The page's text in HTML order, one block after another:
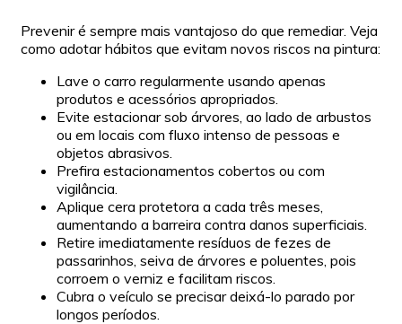
Prevenir é sempre mais vantajoso do que remediar. Veja
como adotar hábitos que evitam novos riscos na pintura:
Lave o carro regularmente usando apenas
produtos e acessórios apropriados.
Evite estacionar sob árvores, ao lado de arbustos
ou em locais com fluxo intenso de pessoas e
objetos abrasivos.
Prefira estacionamentos cobertos ou com
vigilância.
Aplique cera protetora a cada três meses,
aumentando a barreira contra danos superficiais.
Retire imediatamente resíduos de fezes de
passarinhos, seiva de árvores e poluentes, pois
corroem o verniz e facilitam riscos.
Cubra o veículo se precisar deixá-lo parado por
longos períodos.